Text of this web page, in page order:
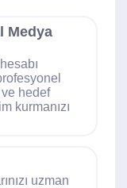
Medya
ve hedef
kurmanızı
uzman